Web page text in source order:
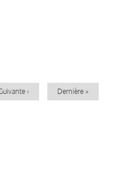
›
Dernière
Dernière »